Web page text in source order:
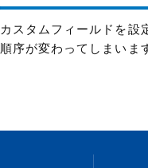
カスタムフィールドを設
順序が変わってしまいま